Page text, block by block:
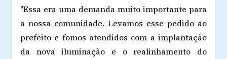
"Essa era uma demanda muito importante para
a nossa comunidade. Levamos esse pedido ao
prefeito e fomos atendidos com a implantação
da nova iluminação e o realinhamento do